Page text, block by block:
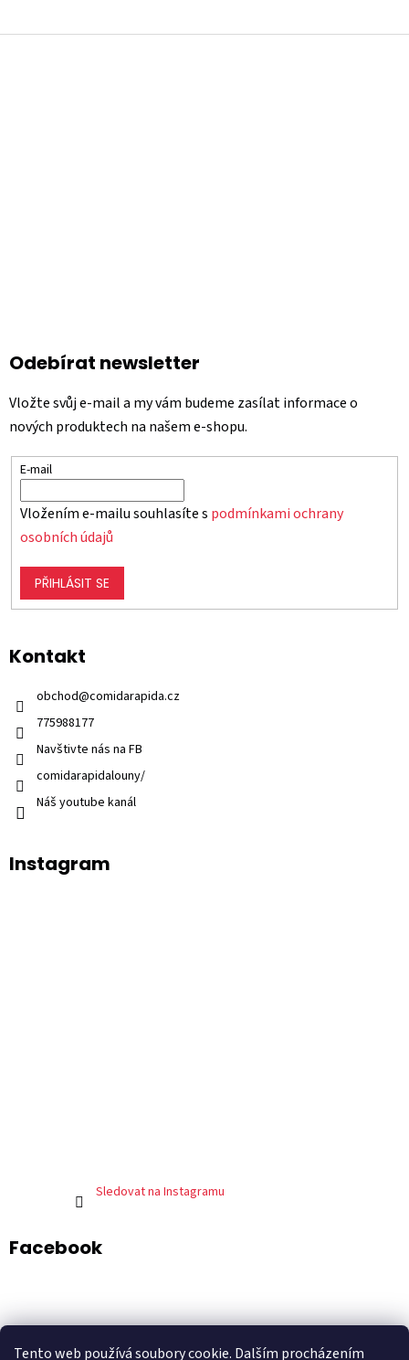
Tento web používá soubory cookie. Dalším procházením
Z
Odebírat newsletter
Vložte svůj e-mail a my vám budeme zasílat informace o
nových produktech na našem e-shopu.
E-mail
Vložením e-mailu souhlasíte s podmínkami ochrany
osobních údajů
PŘIHLÁSIT SE
Kontakt
obchod@comidarapida.cz
775988177
Navštivte nás na FB
comidarapidalouny/
Náš youtube kanál
Instagram
Sledovat na Instagramu
Facebook
Shoptet.cz